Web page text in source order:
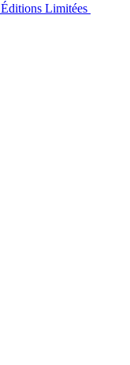
Éditions Limitées